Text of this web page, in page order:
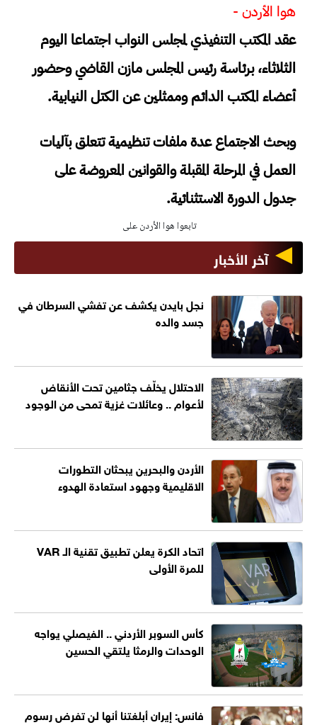
هوا الأردن -
عقد المكتب التنفيذي لمجلس النواب اجتماعا اليوم
الثلاثاء، برئاسة رئيس المجلس مازن القاضي وحضور
أعضاء المكتب الدائم وممثلين عن الكتل النيابية.
وبحث الاجتماع عدة ملفات تنظيمية تتعلق بآليات
العمل في المرحلة المقبلة والقوانين المعروضة على
جدول الدورة الاستثنائية.
تابعوا هوا الأردن على
آخر الأخبار
نجل بايدن يكشف عن تفشي السرطان في
جسد والده
الاحتلال يخلّف جثامين تحت الأنقاض
لأعوام .. وعائلات غزية تمحى من الوجود
الأردن والبحرين يبحثان التطورات
الاقليمية وجهود استعادة الهدوء
اتحاد الكرة يعلن تطبيق تقنية الـ VAR
للمرة الأولى
كأس السوبر الأردني .. الفيصلي يواجه
الوحدات والرمثا يلتقي الحسين
فانس: إيران أبلغتنا أنها لن تفرض رسوم